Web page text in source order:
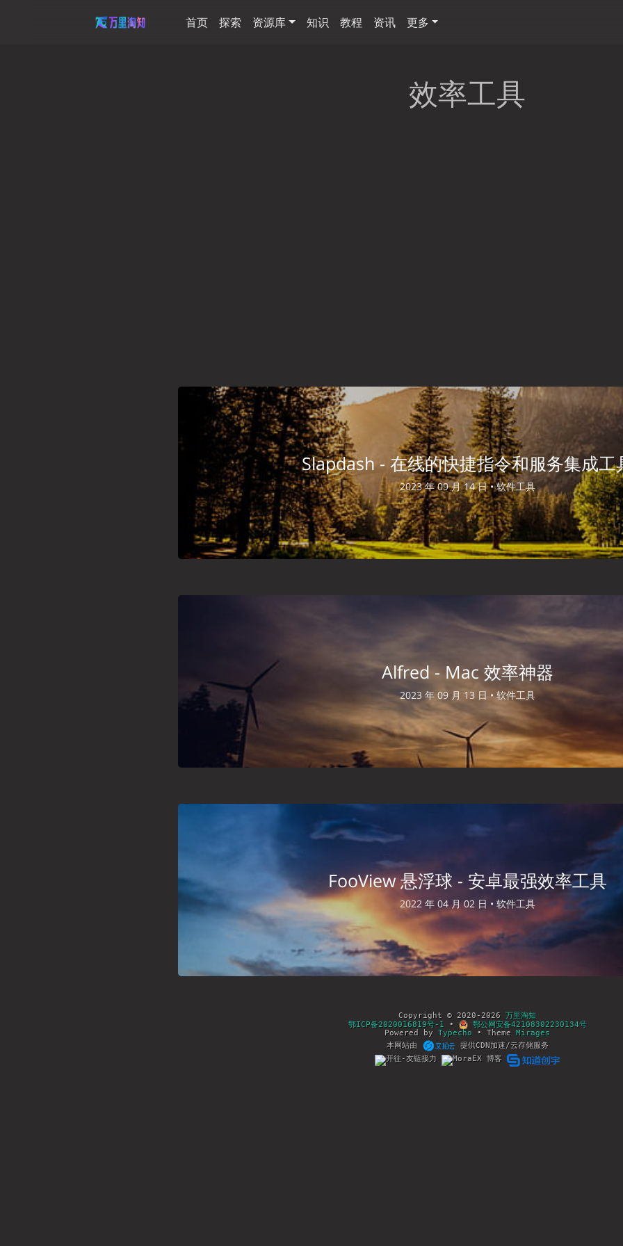
首页 探索 资源库 知识 教程 资讯 更多
效率工具
Slapdash - 在线的快捷指令和服务集成工
2023 年 09 月 14 日 •软件工具
Alfred - Mac 效率神器
2023 年 09 月 13 日 •软件工具
FooView 悬浮球 - 安卓最强效率工具
2022 年 04 月 02 日 • 软件工具
Copyright © 2020-2026 万里淘知
鄂ICP备2020016819号-1 •
鄂公网安备42108302230134号
Powered by Typecho • Theme Mirages
本网站由
提供CDN加速/云存储服务